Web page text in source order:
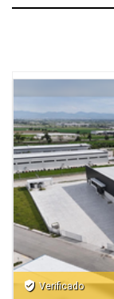
verified_user Verificado